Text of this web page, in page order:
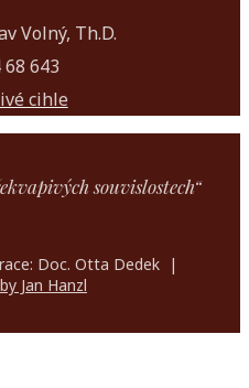
Volný, Th.D.
68 643
cihle
souvislostech“
Doc. Otta Dedek |
Jan Hanzl